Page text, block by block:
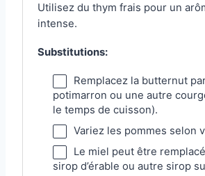
Utilisez du thym frais pour un
intense.
Substitutions:
Remplacez la butternut
potimarron ou une autre
le temps de cuisson).
Variez les pommes selon
Le miel peut être
sirop d’érable ou autre sirop